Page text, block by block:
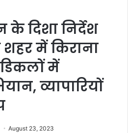
के दिशा निर्देश
में किराना
में
व्यापारियों
August 23, 2023